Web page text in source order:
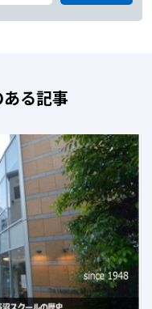
る記事